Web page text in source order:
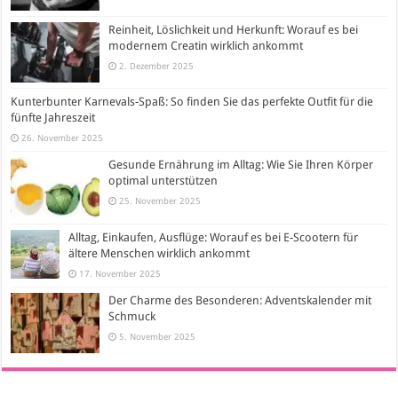
Reinheit, Löslichkeit und Herkunft: Worauf es bei
modernem Creatin wirklich ankommt
2. Dezember 2025
Kunterbunter Karnevals-Spaß: So finden Sie das perfekte Outfit für die
fünfte Jahreszeit
26. November 2025
Gesunde Ernährung im Alltag: Wie Sie Ihren Körper
optimal unterstützen
25. November 2025
Alltag, Einkaufen, Ausflüge: Worauf es bei E-Scootern für
ältere Menschen wirklich ankommt
17. November 2025
Der Charme des Besonderen: Adventskalender mit
Schmuck
5. November 2025